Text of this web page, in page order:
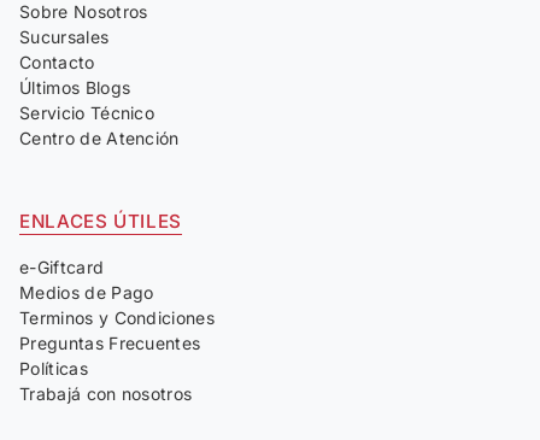
Sobre Nosotros
Sucursales
Contacto
Últimos Blogs
Servicio Técnico
Centro de Atención
ENLACES ÚTILES
e-Giftcard
Medios de Pago
Terminos y Condiciones
Preguntas Frecuentes
Políticas
Trabajá con nosotros